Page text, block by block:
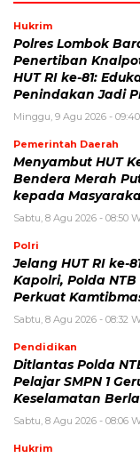
Hukrim
Polres Lombok
Penertiban
HUT RI ke-81:
Penindakan Jadi
Minggu, 9 Agu 2026 -
Pemerintah Daerah
Menyambut HUT
Bendera Merah
kepada
Sabtu, 8 Agu 2026 - 08:50
Polri
Jelang HUT RI ke-
Kapolri, Polda
Perkuat
Sabtu, 8 Agu 2026 - 08:32
Pendidikan
Ditlantas Polda
Pelajar SMPN 1
Keselamatan
Sabtu, 8 Agu 2026 - 08:06
Hukrim